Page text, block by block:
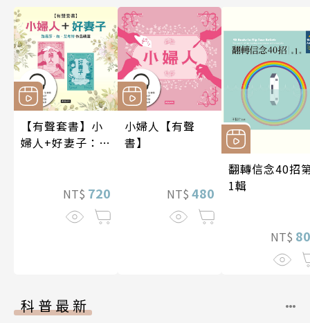
【有聲套書】小
婦人+好妻子：路
NT$ 720
小婦人【有聲
書】
NT$ 480
翻轉信念40招
1輯
NT$
科普最新